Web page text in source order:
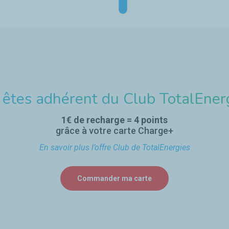
adhérent du Club
1€ de recharge = 4 points
grâce à votre carte Charge+
En savoir plus l’offre Club de TotalEnergies
Commander ma carte